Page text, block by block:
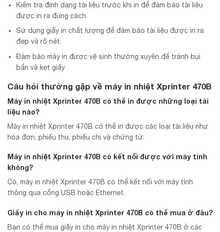
Kiểm tra định dạng tài liệu trước khi in để đảm bảo tài liệu
được in ra đúng cách.
Sử dụng giấy in chất lượng để đảm bảo tài liệu được in ra
đẹp và rõ nét.
Đảm bảo máy in được vệ sinh thường xuyên để tránh bụi
bẩn và kẹt giấy.
Câu hỏi thường gặp về máy in nhiệt Xprinter 470B
Máy in nhiệt Xprinter 470B có thể in được những loại tài
liệu nào?
Máy in nhiệt Xprinter 470B có thể in được các loại tài liệu như
hóa đơn, phiếu thu, phiếu chi và chứng từ.
Máy in nhiệt Xprinter 470B có kết nối được với máy tính
không?
Có, máy in nhiệt Xprinter 470B có thể kết nối với máy tính
thông qua cổng USB hoặc Ethernet.
Giấy in cho máy in nhiệt Xprinter 470B có thể mua ở đâu?
Bạn có thể mua giấy in cho máy in nhiệt Xprinter 470B ở các